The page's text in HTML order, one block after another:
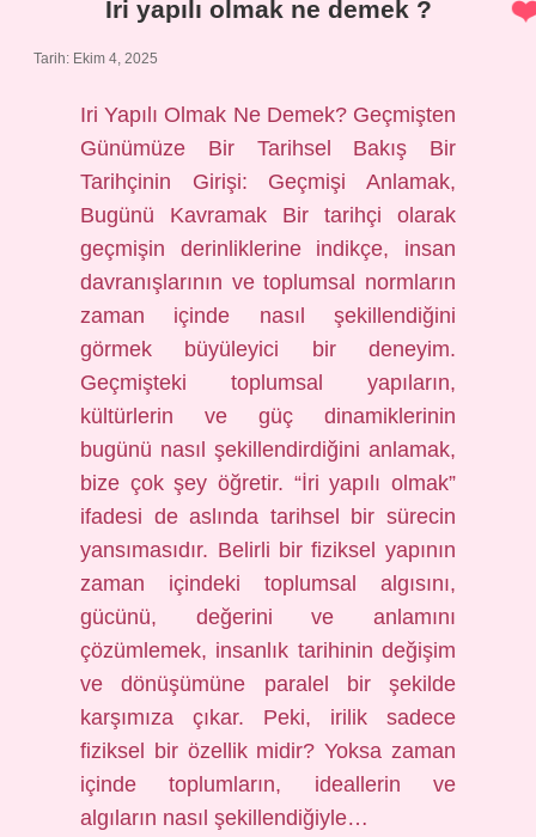
Iri yapılı olmak ne demek ?
Tarih: Ekim 4, 2025
Iri Yapılı Olmak Ne Demek? Geçmişten
Günümüze Bir Tarihsel Bakış Bir
Tarihçinin Girişi: Geçmişi Anlamak,
Bugünü Kavramak Bir tarihçi olarak
geçmişin derinliklerine indikçe, insan
davranışlarının ve toplumsal normların
zaman içinde nasıl şekillendiğini
görmek büyüleyici bir deneyim.
Geçmişteki toplumsal yapıların,
kültürlerin ve güç dinamiklerinin
bugünü nasıl şekillendirdiğini anlamak,
bize çok şey öğretir. “İri yapılı olmak”
ifadesi de aslında tarihsel bir sürecin
yansımasıdır. Belirli bir fiziksel yapının
zaman içindeki toplumsal algısını,
gücünü, değerini ve anlamını
çözümlemek, insanlık tarihinin değişim
ve dönüşümüne paralel bir şekilde
karşımıza çıkar. Peki, irilik sadece
fiziksel bir özellik midir? Yoksa zaman
içinde toplumların, ideallerin ve
algıların nasıl şekillendiğiyle…